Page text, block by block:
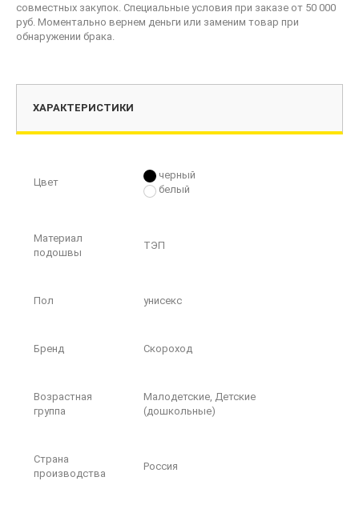
совместных закупок. Специальные условия при заказе от 50 000
руб. Моментально вернем деньги или заменим товар при
обнаружении брака.
ХАРАКТЕРИСТИКИ
Цвет
черный
белый
Материал
подошвы
ТЭП
Пол унисекс
Бренд Скороход
Возрастная
группа
Малодетские, Детские
(дошкольные)
Страна
производства
Россия